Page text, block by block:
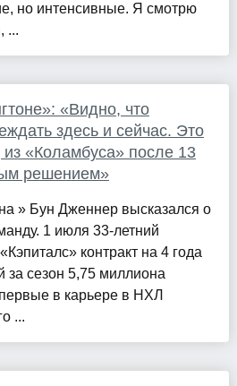
но интенсивные. Я смотрю
...
«Видно, что
здесь и сейчас. Это
из «Коламбуса» после 13
решением»
» Бун Дженнер высказался о
1 июля 33-летний
контракт на 4 года
за сезон 5,75 миллиона
в карьере в НХЛ
...